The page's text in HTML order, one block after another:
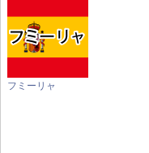
フミーリャ